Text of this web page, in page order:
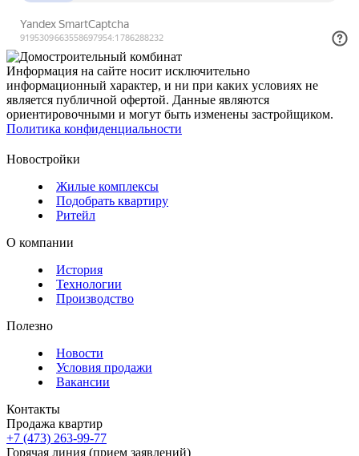
Информация на сайте носит исключительно
информационный характер, и ни при каких условиях не
является публичной офертой. Данные являются
ориентировочными и могут быть изменены застройщиком.
Политика конфиденциальности
Новостройки
Жилые комплексы
Подобрать квартиру
Ритейл
О компании
История
Технологии
Производство
Полезно
Новости
Условия продажи
Вакансии
Контакты
Продажа квартир
+7 (473) 263-99-77
Горячая линия (прием заявлений)